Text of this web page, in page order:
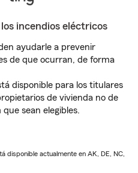
incendios eléctricos
ayudarle a prevenir
de que ocurran, de forma
disponible para los titulares
de vivienda no de
sean elegibles.
disponible actualmente en AK, DE, NC,